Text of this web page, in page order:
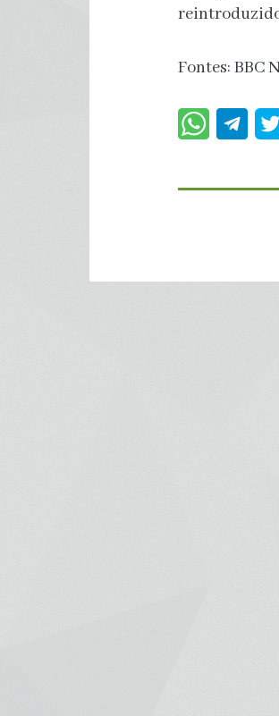
Fontes: BBC